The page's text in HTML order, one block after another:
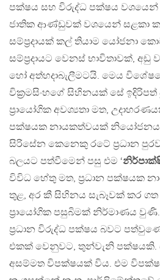
පක්ෂය සහ විරුද්ධ පක්ෂය වශයෙන්
ජාතික ආණ්ඩුවක් වශයෙන් සළකා
සම්ප‍්‍රදායක් කල් තියාම යෝජනා
සම්ප‍්‍රදායට වෙනස් භාවිතාවක්,
හෝ අත්හදාබැලීමටයි. මෙය
වික‍්‍රමසිංහගේ සිහිනයක් සේ ඉදිරිපත්
ප‍්‍රායෝගික අවශ්‍යතා මත,
පක්ෂයක නායකත්වයක්
සිරිසේන කෙනෙකු රටේ ප‍්‍රධාන
බලයට පත්වීමෙන් පසු එම ‘
විවිධ හේතු මත, ප‍්‍රධාන පක්ෂයක
තුළ, අර කී සිහිනය සැබෑවක් කර
ප‍්‍රායෝගික පසුබිමක් නිර්මාණය
ප‍්‍රධාන විරුද්ධ පක්ෂය බවට
එකක් වෙනුවට, තුන්වැනි පක්ෂයකි.
අසම්මත විපක්ෂයක් විය. එම